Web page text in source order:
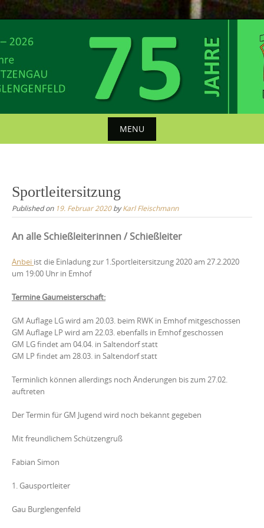
to
content
MENU
content
Sportleitersitzung
Published on 19. Februar 2020byKarl Fleischmann
An alle Schießleiterinnen / Schießleiter
Anbei ist die Einladung zur 1.Sportleitersitzung 2020 am 27.2.2020
um 19:00 Uhr in Emhof
Termine Gaumeisterschaft:
GM Auflage LG wird am 20.03. beim RWK in Emhof mitgeschossen
GM Auflage LP wird am 22.03.ebenfalls in Emhof geschossen
GM LG findet am 04.04. in Saltendorf statt
GM LP findet am 28.03. in Saltendorf statt
Terminlich können allerdings noch Änderungen bis zum 27.02.
auftreten
Der Termin für GM Jugend wird noch bekannt gegeben
Mit freundlichem Schützengruß
Fabian Simon
1. Gausportleiter
Gau Burglengenfeld